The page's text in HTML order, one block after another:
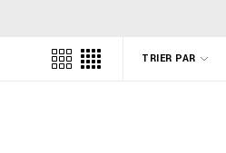
TRIER PAR